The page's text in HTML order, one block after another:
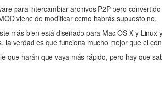
para intercambiar archivos P2P pero
viene de modificar como habrás supuesto no.
más bien está diseñado para Mac OS X y
la verdad es que funciona mucho mejor que el
que harán que vaya más rápido, pero hay que